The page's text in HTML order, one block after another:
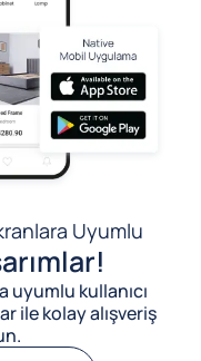
Uyumlu
uyumlu kullanıcı
ile kolay alışveriş